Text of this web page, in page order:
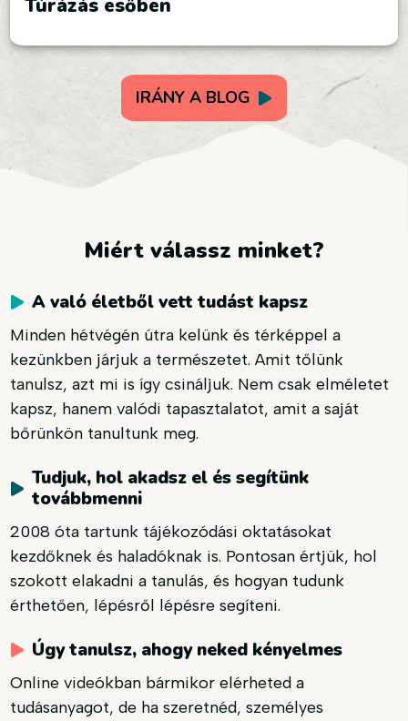
Túrázás esőben
IRÁNY A BLOG
Miért válassz minket?
A való életből vett tudást kapsz
Minden hétvégén útra kelünk és térképpel a
kezünkben járjuk a természetet. Amit tőlünk
tanulsz, azt mi is így csináljuk. Nem csak elméletet
kapsz, hanem valódi tapasztalatot, amit a saját
bőrünkön tanultunk meg.
Tudjuk, hol akadsz el és segítünk
továbbmenni
2008 óta tartunk tájékozódási oktatásokat
kezdőknek és haladóknak is. Pontosan értjük, hol
szokott elakadni a tanulás, és hogyan tudunk
érthetően, lépésről lépésre segíteni.
Úgy tanulsz, ahogy neked kényelmes
Online videókban bármikor elérheted a
tudásanyagot, de ha szeretnéd, személyes